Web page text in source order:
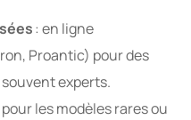
: en ligne
Proantic) pour des
experts.
pour les modèles rares ou